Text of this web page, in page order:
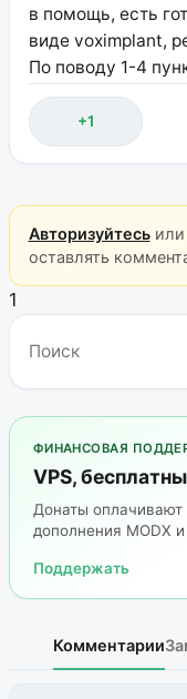
в помощь, есть
виде voximplant,
По поводу 1-4
+1
Авторизуйтесьили
оставлять
1
ФИНАНСОВАЯ
VPS,
Донаты оплачивают
дополнения MODX
Поддержать
Комментарии